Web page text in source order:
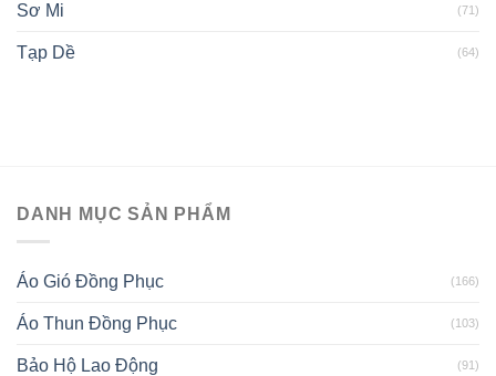
Sơ Mi (71)
Tạp Dề (64)
DANH MỤC SẢN PHẨM
Áo Gió Đồng Phục (166)
Áo Thun Đồng Phục (103)
Bảo Hộ Lao Động (91)